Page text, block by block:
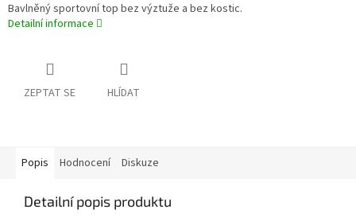
Bavlněný sportovní top bez výztuže a bez kostic.
Detailní informace
ZEPTAT SE HLÍDAT
Popis Hodnocení Diskuze
Detailní popis produktu